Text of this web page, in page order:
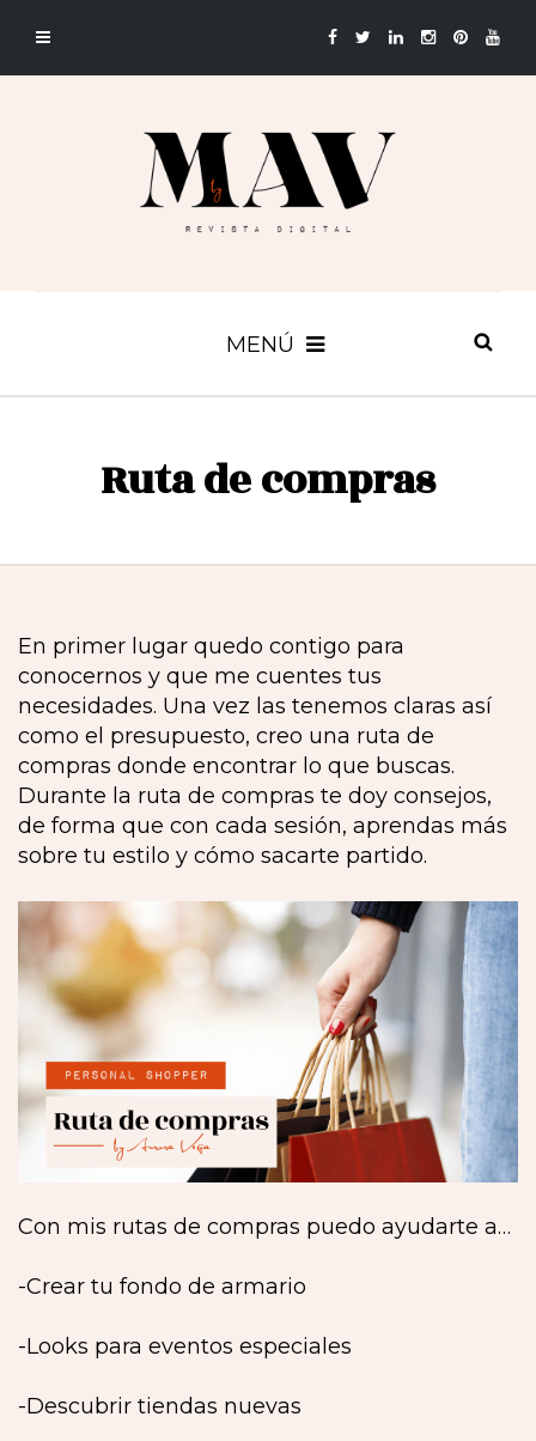
MENÚ
Ruta de compras
En primer lugar quedo contigo para
conocernos y que me cuentes tus
necesidades. Una vez las tenemos claras así
como el presupuesto, creo una ruta de
compras donde encontrar lo que buscas.
Durante la ruta de compras te doy consejos,
de forma que con cada sesión, aprendas más
sobre tu estilo y cómo sacarte partido.
Con mis rutas de compras puedo ayudarte a…
-Crear tu fondo de armario
-Looks para eventos especiales
-Descubrir tiendas nuevas